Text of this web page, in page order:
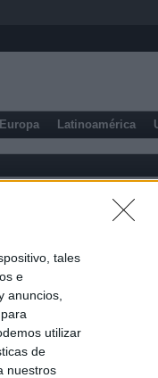
tales
e
anuncios,
utilizar
de
nuestros
Europa Latinoamérica